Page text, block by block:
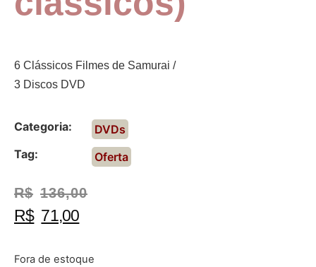
6 Clássicos Filmes de Samurai /
3 Discos DVD
Categoria:
DVDs
Tag:
Oferta
R$ 136,00
R$ 71,00
Fora de estoque